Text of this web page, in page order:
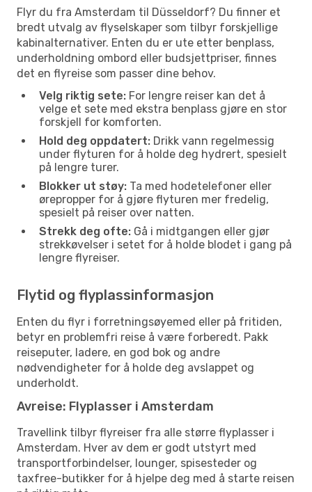
Flyr du fra Amsterdam til Düsseldorf? Du finner et
bredt utvalg av flyselskaper som tilbyr forskjellige
kabinalternativer. Enten du er ute etter benplass,
underholdning ombord eller budsjettpriser, finnes
det en flyreise som passer dine behov.
Velg riktig sete: For lengre reiser kan det å
velge et sete med ekstra benplass gjøre en stor
forskjell for komforten.
Hold deg oppdatert: Drikk vann regelmessig
under flyturen for å holde deg hydrert, spesielt
på lengre turer.
Blokker ut støy: Ta med hodetelefoner eller
ørepropper for å gjøre flyturen mer fredelig,
spesielt på reiser over natten.
Strekk deg ofte: Gå i midtgangen eller gjør
strekkøvelser i setet for å holde blodet i gang på
lengre flyreiser.
Flytid og flyplassinformasjon
Enten du flyr i forretningsøyemed eller på fritiden,
betyr en problemfri reise å være forberedt. Pakk
reiseputer, ladere, en god bok og andre
nødvendigheter for å holde deg avslappet og
underholdt.
Avreise: Flyplasser i Amsterdam
Travellink tilbyr flyreiser fra alle større flyplasser i
Amsterdam. Hver av dem er godt utstyrt med
transportforbindelser, lounger, spisesteder og
taxfree-butikker for å hjelpe deg med å starte reisen